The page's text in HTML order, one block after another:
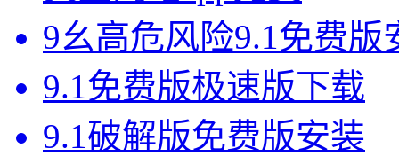
9幺高危风险9.1免费版
9.1免费版极速版下载
9.1破解版免费版安装